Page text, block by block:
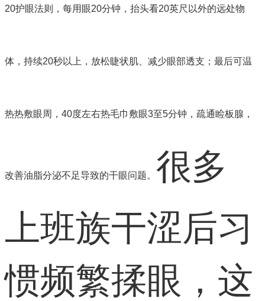
20护眼法则，每用眼20分钟，抬头看20英尺以外的远处物
体，持续20秒以上，放松睫状肌、减少眼部透支；最后可温
热热敷眼周，40度左右热毛巾敷眼3至5分钟，疏通睑板腺，
改善油脂分泌不足导致的干眼问题。 很多
上班族干涩后习
惯频繁揉眼，这